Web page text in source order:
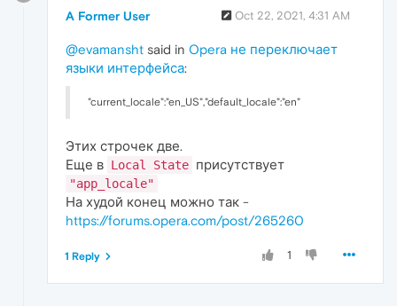
A Former User Oct 22, 2021, 4:31 AM
@evamansht said in Opera не переключает
языки интерфейса:
"current_locale":"en_US","default_locale":"en"
Этих строчек две.
Еще в Local State присутствует
"app_locale"
На худой конец можно так -
https://forums.opera.com/post/265260
1
1 Reply